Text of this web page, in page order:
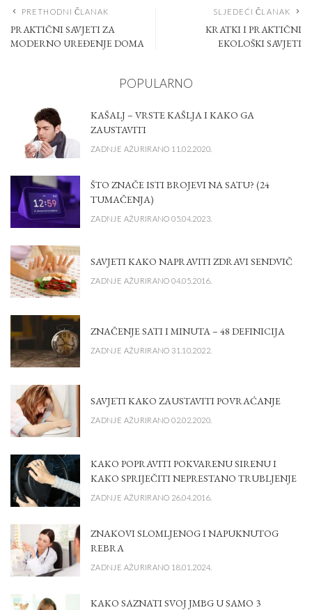
PRETHODNI ČLANAK
PRAKTIČNI SAVJETI ZA
MODERNO UREĐENJE DOMA
SLJEDEĆI ČLANAK
KRATKI I PRAKTIČNI
EKOLOŠKI SAVJETI
POPULARNO
KAŠALJ – VRSTE KAŠLJA I KAKO GA
ZAUSTAVITI
ZADNJE AŽURIRANO 11.02.2020.
ŠTO ZNAČE ISTI BROJEVI NA SATU? (24
TUMAČENJA)
ZADNJE AŽURIRANO 05.04.2023.
SAVJETI KAKO NAPRAVITI ZDRAVI SENDVIČ
ZADNJE AŽURIRANO 04.05.2016.
ZNAČENJE SATI I MINUTA – 48 DEFINICIJA
ZADNJE AŽURIRANO 31.10.2022.
SAVJETI KAKO ZAUSTAVITI POVRAĆANJE
ZADNJE AŽURIRANO 02.02.2020.
KAKO POPRAVITI POKVARENU SIRENU I
KAKO SPRIJEČITI NEPRESTANO TRUBLJENJE
ZADNJE AŽURIRANO 26.04.2016.
ZNAKOVI SLOMLJENOG I NAPUKNUTOG
REBRA
ZADNJE AŽURIRANO 18.01.2024.
KAKO SAZNATI SVOJ JMBG U SAMO 3